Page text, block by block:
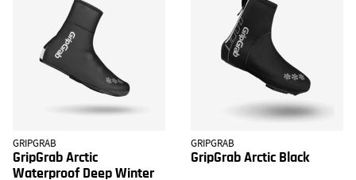
GRIPGRAB
GripGrab Arctic
Waterproof Deep Winter
GRIPGRAB
GripGrab Arctic Black